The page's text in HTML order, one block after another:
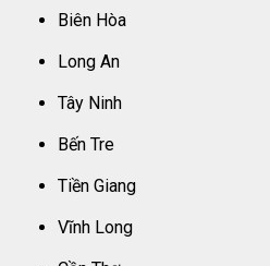
Biên Hòa
Long An
Tây Ninh
Bến Tre
Tiền Giang
Vĩnh Long